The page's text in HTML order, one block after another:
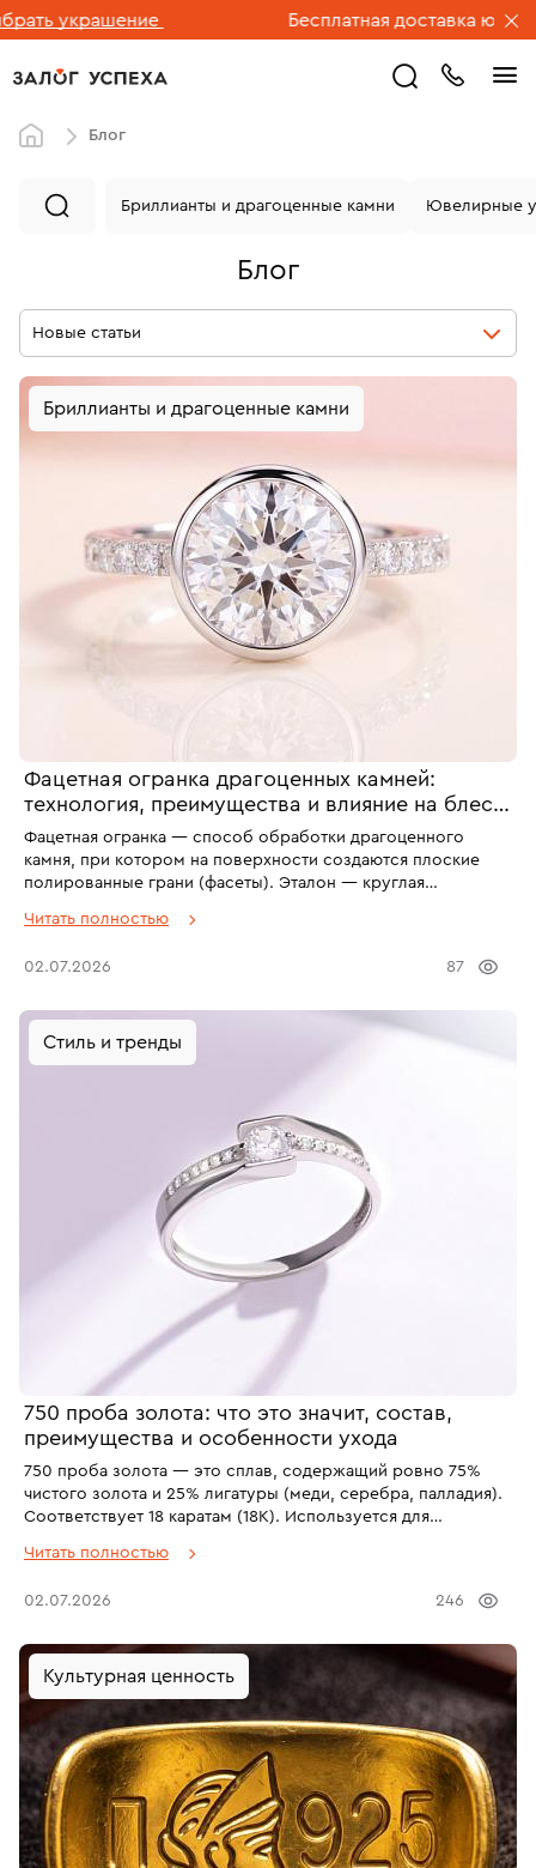
Бесплатная доставка ювелирных изделий
Блог
Блог
Бриллианты и драгоценные камни Ювелирные
Новые статьи
Бриллианты и драгоценные камни
Фацетная огранка драгоценных камней:
технология, преимущества и влияние на блеск
изделия
Фацетная огранка — способ обработки драгоценного
камня, при котором на поверхности создаются плоские
полированные грани (фасеты). Эталон — круглая
и отражают свет, создавая блеск, игру света и дисперсию
Excellent (Отлично) → Poor (Неудовлетворительно) и влияет
Читать полностью
02.07.2026 87
Стиль и тренды
750 проба золота: что это значит, состав,
преимущества и особенности ухода
750 проба золота — это сплав, содержащий ровно 75%
чистого золота и 25% лигатуры (меди, серебра, палладия).
Соответствует 18 каратам (18K). Используется для
камнями и изделий высокой ювелирной моды (Cartier,
престиж, инвестиционная ценность. Минусы: мягче 585
Читать полностью
02.07.2026 246
Культурная ценность